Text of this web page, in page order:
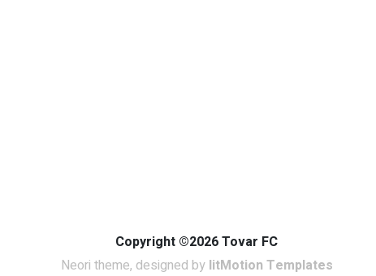
Copyright ©2026 Tovar FC
Neori theme, designed by litMotion Templates